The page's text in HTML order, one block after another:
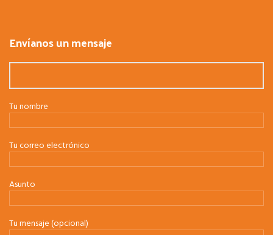
Envíanos un mensaje
Tu nombre
Tu correo electrónico
Asunto
Tu mensaje (opcional)